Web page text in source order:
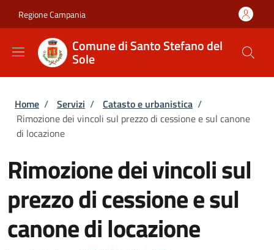
Regione Campania
Comune di Santo Stefano del
Sole
Briciole di pane
Home / Servizi / Catasto e urbanistica /
Rimozione dei vincoli sul prezzo di cessione e sul canone
di locazione
Rimozione dei vincoli sul
prezzo di cessione e sul
canone di locazione